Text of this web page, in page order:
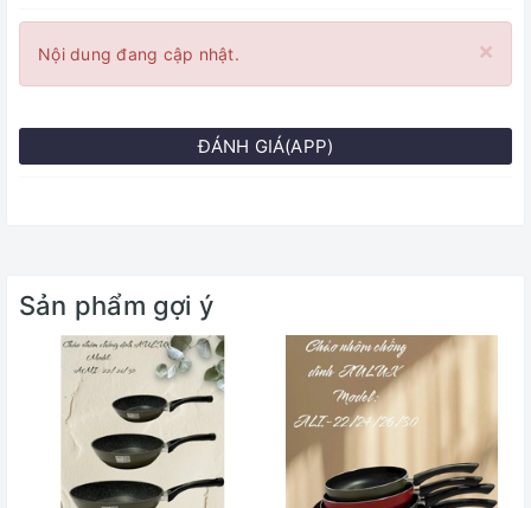
×
Nội dung đang cập nhật.
ĐÁNH GIÁ(APP)
Sản phẩm gợi ý